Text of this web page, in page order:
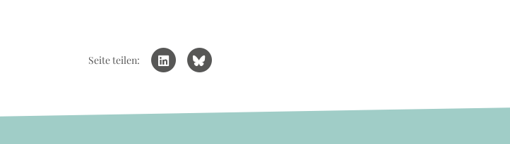
Seite teilen: